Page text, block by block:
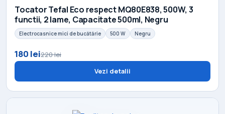
Tocator Tefal Eco respect MQ80E838, 500W, 3
functii, 2 lame, Capacitate 500ml, Negru
Electrocasnice mici de bucătărie 500 W Negru
180 lei220 lei
Vezi detalii